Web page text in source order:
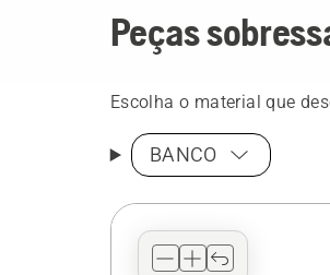
Peças
Escolha o material que
BANCO